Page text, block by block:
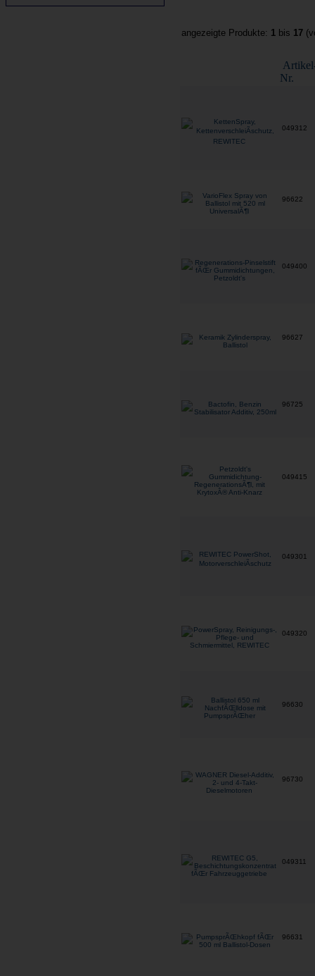
angezeigte Produkte: 1 bis 17
Nr.
049312
96622
049400
96627
96725
049415
049301
049320
96630
96730
049311
96631